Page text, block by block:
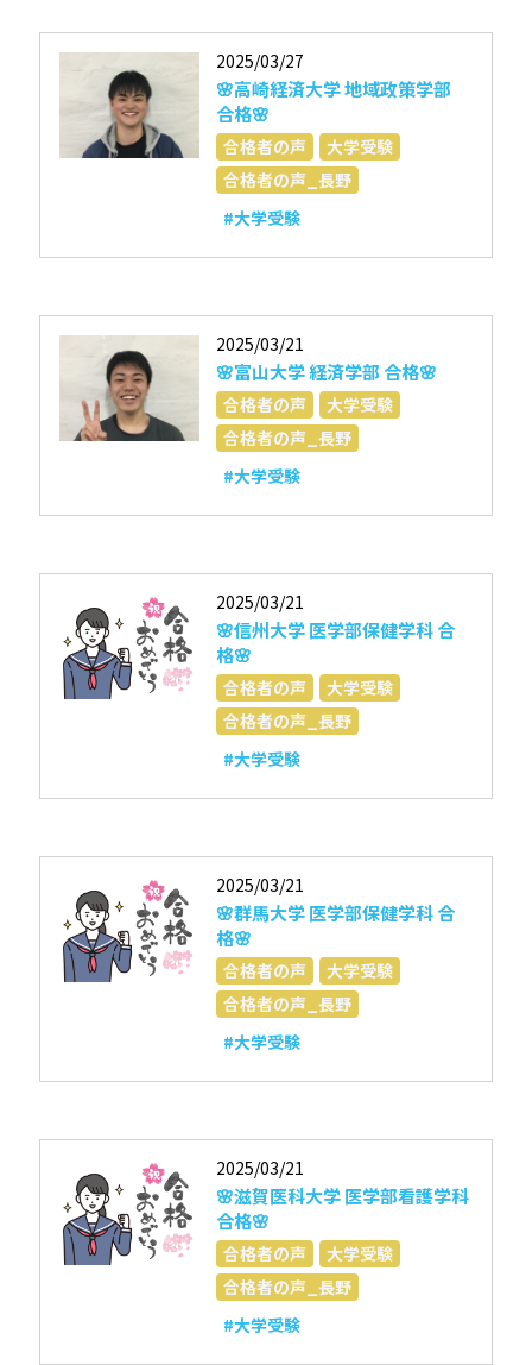
2025/03/27
🌸高崎経済大学 地域政策学部
合格🌸
合格者の声
大学受験
合格者の声_長野
#大学受験
2025/03/21
🌸富山大学 経済学部 合格🌸
合格者の声
大学受験
合格者の声_長野
#大学受験
2025/03/21
🌸信州大学 医学部保健学科 合
格🌸
合格者の声
大学受験
合格者の声_長野
#大学受験
2025/03/21
🌸群馬大学 医学部保健学科 合
格🌸
合格者の声
大学受験
合格者の声_長野
#大学受験
2025/03/21
🌸滋賀医科大学 医学部看護学科
合格🌸
合格者の声
大学受験
合格者の声_長野
#大学受験